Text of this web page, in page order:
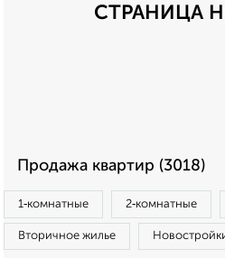
СТРАНИЦА
Продажа квартир (3018)
1‑комнатные 2‑комнатные
Вторичное жилье